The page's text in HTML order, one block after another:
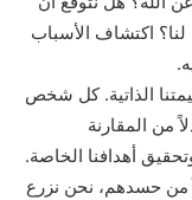
اكتشاف الأسباب
الذاتية. كل شخص
من المقارنة
أهدافنا الخاصة.
من حسدهم، نحن نزرع